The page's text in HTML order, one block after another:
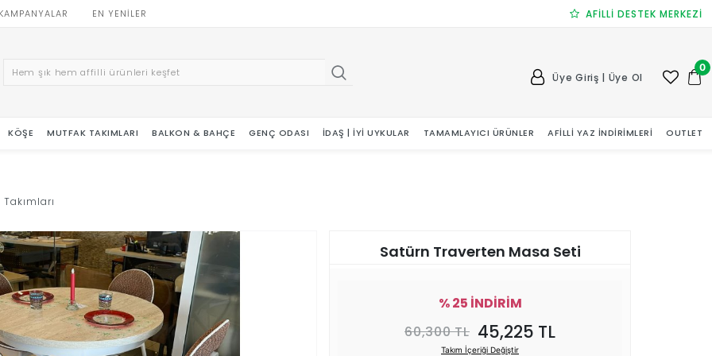
EN YENILER AFİLLİ DESTEK MERKEZİ
Üye Giriş | Üye Ol
0
KÖŞE MUTFAK TAKIMLARI BALKON & BAHÇE GENÇ ODASI İDAŞ | İYI UYKULAR TAMAMLAYICI ÜRÜNLER AFILLI YAZ İNDIRIMLERI OUTLET
Satürn Traverten Masa Seti
% 25 İNDİRİM
60,300 TL 45,225 TL
Takım İçeriği Değiştir